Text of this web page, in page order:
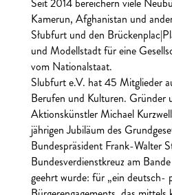
Seit 2014 bereichern viele
Kamerun, Afghanistan und
Słubfurt und den
und Modellstadt für eine
vom Nationalstaat.
Slubfurt e.V. hat 45 Mitglieder
Berufen und Kulturen. Gründer
Aktionskünstler Michael
jährigen Jubiläum des
Bundespräsident Frank-Walter
Bundesverdienstkreuz am Bande
geehrt wurde: für „ein deutsch-